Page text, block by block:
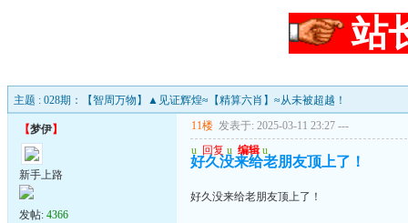
站
主题 : 028期：【智周万物】▲见证辉煌≈【精算六肖】≈从未被超越！
【梦伊】
新手上路
发帖: 4366
11楼 发表于: 2025-03-11 23:27 ---
u 回复 u 编辑 u
好久没来给老朋友顶上了！
好久没来给老朋友顶上了！